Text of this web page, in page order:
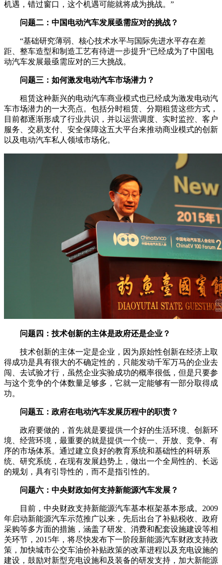
机遇，错过窗口，这个机遇可能就将成为挑战。”
问题二：中国电动汽车发展亟需应对的挑战？
“基础研究薄弱、核心技术水平与国际先进水平存在差
距、整车造型和制造工艺有待进一步提升”已经成为了中国电
动汽车发展最亟需应对的三大挑战。
问题三：如何激发电动汽车市场潜力？
租赁这种新兴的电动汽车商业模式也已经成为激发电动汽
车市场潜力的一大亮点。包括分时租赁、分期租赁这些方式，
目前都逐渐形成了行业共识，并以运营调度、实时监控、客户
服务、交易支付、安全保障这五大平台来推动商业模式的创新
以及电动汽车私人领域市场化。
问题四：技术创新的主体是政府还是企业？
技术创新的主体一定是企业，因为原始性创新在经济上取
得成功是具有很大的不确定性的，只能发动千军万马的企业去
闯、去试验才行，虽然企业实验成功的概率很低，但是只要参
与这个竞争的个体数量足够多，它就一定能够有一部分取得成
功。
问题五：政府在电动汽车发展历程中的职责？
政府要做的，首先就是要提供一个好的生活环境、创新环
境、经营环境，最重要的就是提供一个统一、开放、竞争、有
序的市场体系。通过建立良好的教育系统和基础性的科研系
统、研究系统，在现有发展趋势上，做出一个全局性的、长远
的规划，具有引导性的，而不是指引性的。
问题六：中央财政如何支持新能源汽车发展？
目前，中央财政支持新能源汽车基本框架基本形成。2009
年启动新能源汽车示范推广以来，先后出台了补贴税收、政府
采购等多方面的措施，涵盖了研发、消费和配套设施建设等相
关环节，2015年，将尽快发布下一阶段新能源汽车财政支持政
策，加快城市公交车油价补贴政策的改革进程以及充电设施的
建设，鼓励对新型充电设施和及装备的研发支持，加大新能源